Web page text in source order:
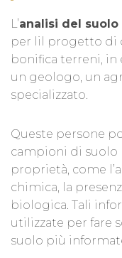
L’analisi del suolo
per lil progetto di
bonifica terreni, in
un geologo, un
specializzato.
Queste persone
campioni di suolo
proprietà, come
chimica, la
biologica. Tali
utilizzate per fare
suolo più